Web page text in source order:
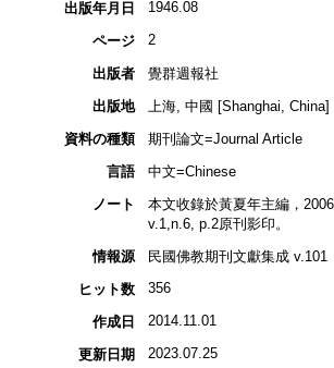
出版年月日 1946.08
ページ 2
出版者
覺群週報社
出版地
上海, 中國 [Shanghai, China]
資料の種類
期刊論文=Journal Article
言語
中文=Chinese
ノート
本文收錄於黃夏年主編，
v.1,n.6, p.2原刊影印。
情報源
民國佛教期刊文獻集成 v.101
ヒット数
356
作成日 2014.11.01
更新日期 2023.07.25